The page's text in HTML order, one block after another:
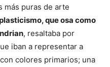
más puras de arte
que osa como
, resaltaba por
iban a representar a
colores primarios; una